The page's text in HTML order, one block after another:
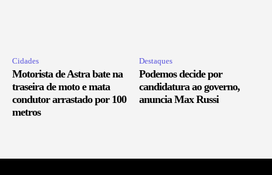
Cidades
Motorista de Astra bate na
traseira de moto e mata
condutor arrastado por 100
metros
Destaques
Podemos decide por
candidatura ao governo,
anuncia Max Russi